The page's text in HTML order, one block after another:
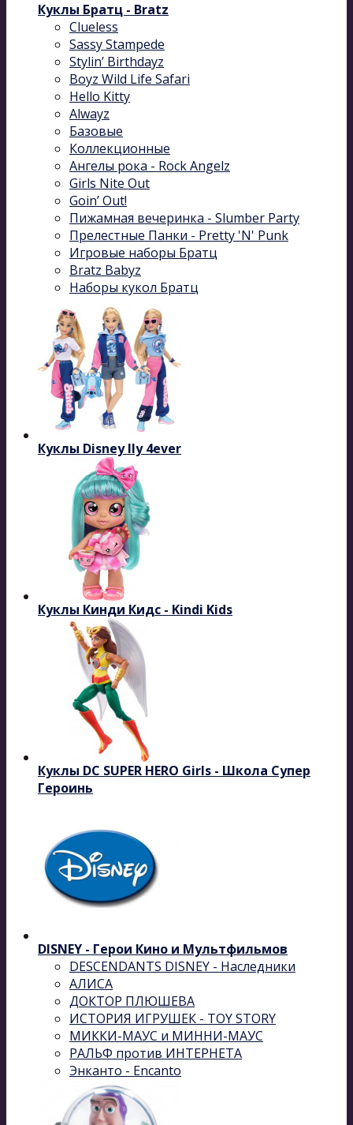
Куклы Братц - Bratz
Clueless
Sassy Stampede
Stylin’ Birthdayz
Boyz Wild Life Safari
Hello Kitty
Alwayz
Базовые
Коллекционные
Ангелы рока - Rock Angelz
Girls Nite Out
Goin’ Out!
Пижамная вечеринка - Slumber Party
Прелестные Панки - Pretty 'N' Punk
Игровые наборы Братц
Bratz Babyz
Наборы кукол Братц
Куклы Disney Ily 4ever
Куклы Кинди Кидс - Kindi Kids
Куклы DC SUPER HERO Girls - Школа Супер
Героинь
DISNEY - Герои Кино и Мультфильмов
DESCENDANTS DISNEY - Наследники
АЛИСА
ДОКТОР ПЛЮШЕВА
ИСТОРИЯ ИГРУШЕК - TOY STORY
МИККИ-МАУС и МИННИ-МАУС
РАЛЬФ против ИНТЕРНЕТА
Энканто - Encanto